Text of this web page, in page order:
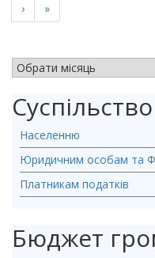
›
»
Населенню
Юридичним особам та
Платникам податків
Бюджет